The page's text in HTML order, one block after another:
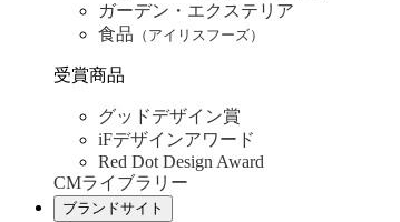
ガーデン・エクステリア
食品 （アイリスフーズ）
受賞商品
グッドデザイン賞
iFデザインアワード
Red Dot Design Award
CMライブラリー
ブランドサイト